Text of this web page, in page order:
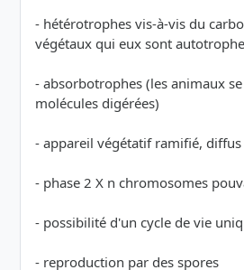
- hétérotrophes vis-à-vis du
végétaux qui eux sont
- absorbotrophes (les animaux
molécules digérées)
- appareil végétatif ramifié,
- phase 2 X n chromosomes
- possibilité d'un cycle de vie
- reproduction par des spores